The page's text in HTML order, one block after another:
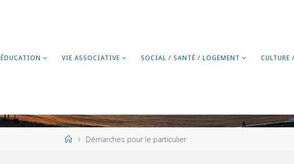
ÉDUCATION VIE ASSOCIATIVE SOCIAL / SANTÉ / LOGEMENT
HomeDémarches pour le particulier